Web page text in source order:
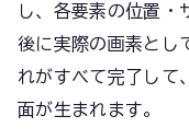
し、各要素の位置・
後に実際の画素とし
れがすべて完了して
面が生まれます。